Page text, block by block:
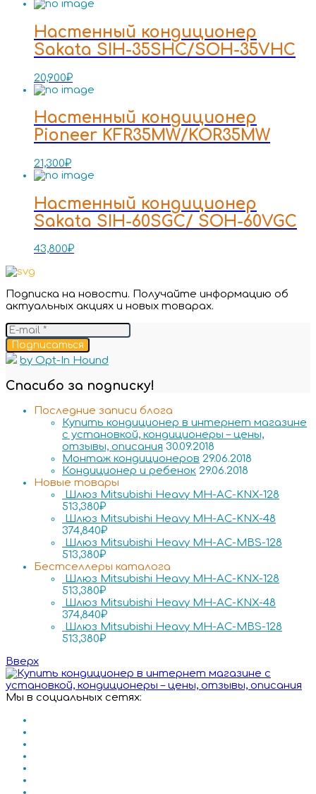
Настенный кондиционер
Sakata SIH-35SHC/SOH-35VHC
20,900₽
Настенный кондиционер
Pioneer KFR35MW/KOR35MW
21,300₽
Настенный кондиционер
Sakata SIH-60SGC/ SOH-60VGC
43,800₽
Подписка на новости. Получайте информацию об
актуальных акциях и новых товарах.
Подписаться
by Opt-In Hound
Спасибо за подписку!
Последние записи блога
Купить кондиционер в интернет магазине
с установкой, кондиционеры – цены,
отзывы, описания 30.09.2018
Монтаж кондиционеров 29.06.2018
Кондиционер и ребенок 29.06.2018
Новые товары
Шлюз Mitsubishi Heavy MH-AC-KNX-128
513,380₽
Шлюз Mitsubishi Heavy MH-AC-KNX-48
374,840₽
Шлюз Mitsubishi Heavy MH-AC-MBS-128
513,380₽
Бестселлеры каталога
Шлюз Mitsubishi Heavy MH-AC-KNX-128
513,380₽
Шлюз Mitsubishi Heavy MH-AC-KNX-48
374,840₽
Шлюз Mitsubishi Heavy MH-AC-MBS-128
513,380₽
Вверх
Мы в социальных сетях: